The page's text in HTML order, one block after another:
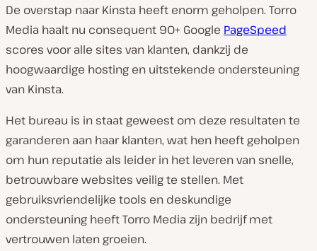
De overstap naar Kinsta heeft enorm geholpen. Torro
Media haalt nu consequent 90+ Google PageSpeed
scores voor alle sites van klanten, dankzij de
hoogwaardige hosting en uitstekende ondersteuning
van Kinsta.
Het bureau is in staat geweest om deze resultaten te
garanderen aan haar klanten, wat hen heeft geholpen
om hun reputatie als leider in het leveren van snelle,
betrouwbare websites veilig te stellen. Met
gebruiksvriendelijke tools en deskundige
ondersteuning heeft Torro Media zijn bedrijf met
vertrouwen laten groeien.